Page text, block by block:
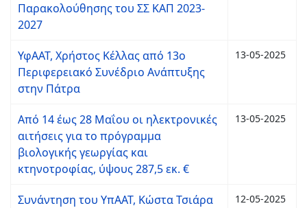
Παρακολούθησης του ΣΣ ΚΑΠ 2023-
2027
ΥφΑΑΤ, Χρήστος Κέλλας από 13ο
Περιφερειακό Συνέδριο Ανάπτυξης
στην Πάτρα
13-05-2025
Από 14 έως 28 Μαΐου οι ηλεκτρονικές
αιτήσεις για το πρόγραμμα
βιολογικής γεωργίας και
κτηνοτροφίας, ύψους 287,5 εκ. €
13-05-2025
Συνάντηση του ΥπΑΑΤ, Κώστα Τσιάρα
12-05-2025